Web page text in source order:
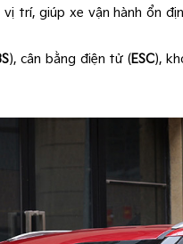
trí, giúp xe vận hành ổn
), cân bằng điện tử (ESC),